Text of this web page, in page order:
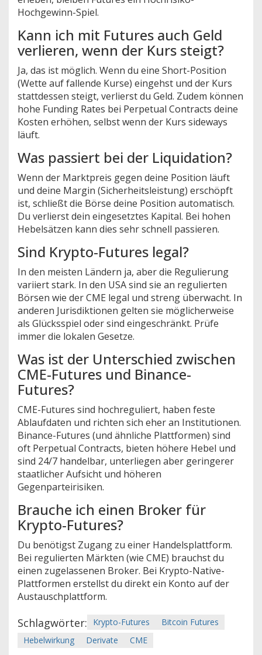
Hochgewinn-Spiel.
Kann ich mit Futures auch Geld
verlieren, wenn der Kurs steigt?
Ja, das ist möglich. Wenn du eine Short-Position
(Wette auf fallende Kurse) eingehst und der Kurs
stattdessen steigt, verlierst du Geld. Zudem können
hohe Funding Rates bei Perpetual Contracts deine
Kosten erhöhen, selbst wenn der Kurs sideways
läuft.
Was passiert bei der Liquidation?
Wenn der Marktpreis gegen deine Position läuft
und deine Margin (Sicherheitsleistung) erschöpft
ist, schließt die Börse deine Position automatisch.
Du verlierst dein eingesetztes Kapital. Bei hohen
Hebelsätzen kann dies sehr schnell passieren.
Sind Krypto-Futures legal?
In den meisten Ländern ja, aber die Regulierung
variiert stark. In den USA sind sie an regulierten
Börsen wie der CME legal und streng überwacht. In
anderen Jurisdiktionen gelten sie möglicherweise
als Glücksspiel oder sind eingeschränkt. Prüfe
immer die lokalen Gesetze.
Was ist der Unterschied zwischen
CME-Futures und Binance-
Futures?
CME-Futures sind hochreguliert, haben feste
Ablaufdaten und richten sich eher an Institutionen.
Binance-Futures (und ähnliche Plattformen) sind
oft Perpetual Contracts, bieten höhere Hebel und
sind 24/7 handelbar, unterliegen aber geringerer
staatlicher Aufsicht und höheren
Gegenparteirisiken.
Brauche ich einen Broker für
Krypto-Futures?
Du benötigst Zugang zu einer Handelsplattform.
Bei regulierten Märkten (wie CME) brauchst du
einen zugelassenen Broker. Bei Krypto-Native-
Plattformen erstellst du direkt ein Konto auf der
Austauschplattform.
Schlagwörter: Krypto-Futures
Bitcoin Futures
Hebelwirkung
Derivate CME